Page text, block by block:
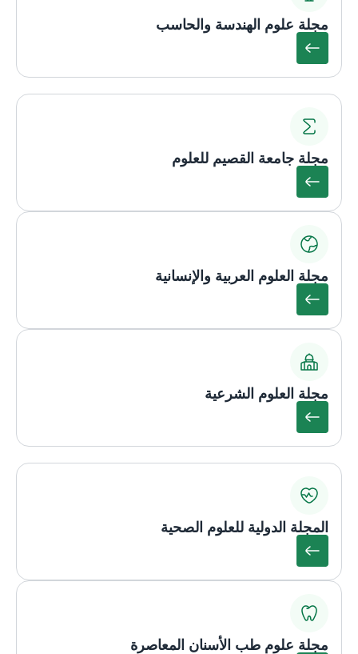
مجلة علوم الهندسة والحاسب
مجلة جامعة القصيم للعلوم
مجلة العلوم العربية والإنسانية
مجلة العلوم الشرعية
المجلة الدولية للعلوم الصحية
مجلة علوم طب الأسنان المعاصرة